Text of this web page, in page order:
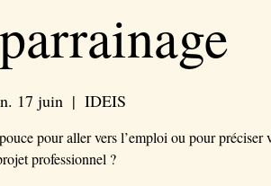
17 juin
  |
IDEIS
pour aller vers l’emploi ou pour préciser
professionnel ?